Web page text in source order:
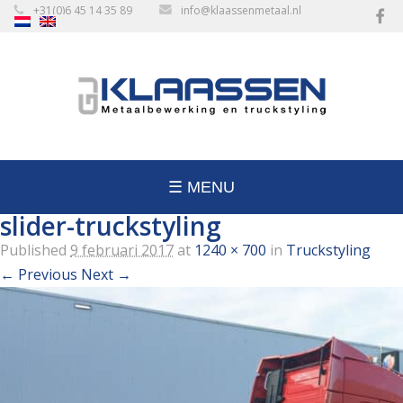
+31(0)6 45 14 35 89 info@klaassenmetaal.nl
☰ MENU
slider-truckstyling
Published 9 februari 2017at 1240 × 700 in Truckstyling
← Previous Next →